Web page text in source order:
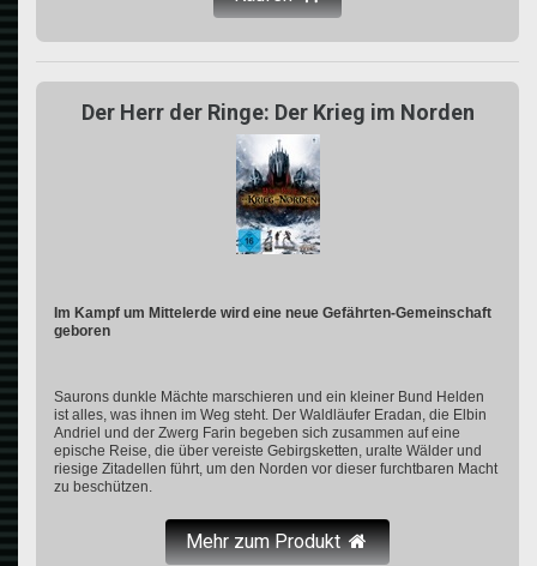
Der Herr der Ringe: Der Krieg im Norden
Im Kampf um Mittelerde wird eine neue Gefährten-Gemeinschaft
geboren
Saurons dunkle Mächte marschieren und ein kleiner Bund Helden
ist alles, was ihnen im Weg steht. Der Waldläufer Eradan, die Elbin
Andriel und der Zwerg Farin begeben sich zusammen auf eine
epische Reise, die über vereiste Gebirgsketten, uralte Wälder und
riesige Zitadellen führt, um den Norden vor dieser furchtbaren Macht
zu beschützen.
Mehr zum Produkt